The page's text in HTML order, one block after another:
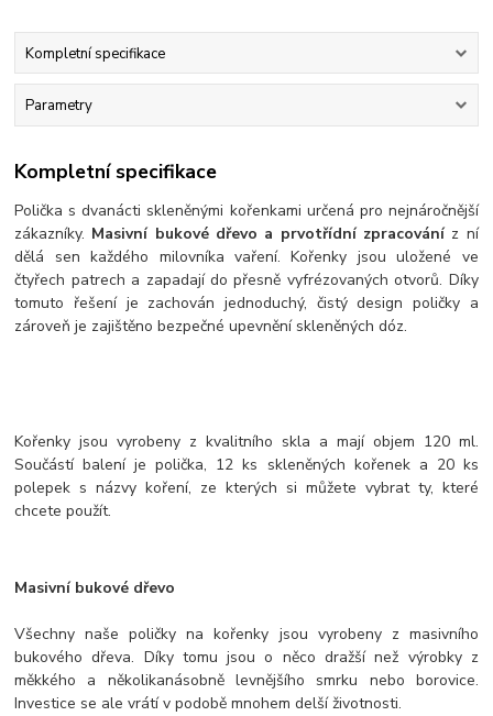
Kompletní specifikace
Parametry
Kompletní specifikace
Polička s dvanácti skleněnými kořenkami určená pro nejnáročnější
zákazníky. Masivní bukové dřevo a prvotřídní zpracováníz ní
dělá sen každého milovníka vaření. Kořenky jsou uložené ve
čtyřech patrech a zapadají do přesně vyfrézovaných otvorů. Díky
tomuto řešení je zachován jednoduchý, čistý design poličky a
zároveň je zajištěno bezpečné upevnění skleněných dóz.
Kořenky jsou vyrobeny z kvalitního skla a mají objem 120 ml.
Součástí balení je polička, 12 ks skleněných kořenek a 20 ks
polepek s názvy koření, ze kterých si můžete vybrat ty, které
chcete použít.
Masivní bukové dřevo
Všechny naše poličky na kořenky jsou vyrobeny z masivního
bukového dřeva. Díky tomu jsou o něco dražší než výrobky z
měkkého a několikanásobně levnějšího smrku nebo borovice.
Investice se ale vrátí v podobě mnohem delší životnosti.